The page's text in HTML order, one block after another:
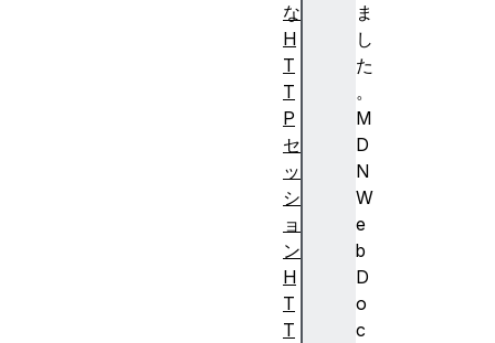
ま
し
た
。
M
D
N
W
e
b
D
o
c
な
H
T
T
P
セ
ッ
シ
ョ
ン
H
T
T